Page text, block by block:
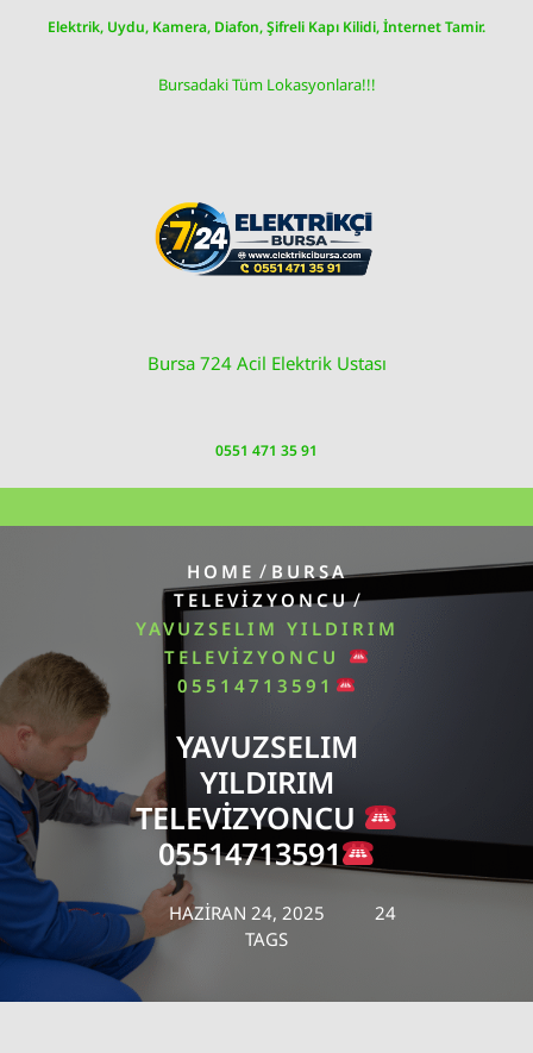
Elektrik, Uydu, Kamera, Diafon, Şifreli Kapı Kilidi, İnternet Tamir.
Bursadaki Tüm Lokasyonlara!!!
Bursa 724 Acil Elektrik Ustası
0551 471 35 91
HOME / BURSA
TELEVIZYONCU/
YAVUZSELIM YILDIRIM
TELEVIZYONCU
05514713591
YAVUZSELIM
YILDIRIM
TELEVIZYONCU
05514713591
HAZIRAN 24, 2025
24
TAGS